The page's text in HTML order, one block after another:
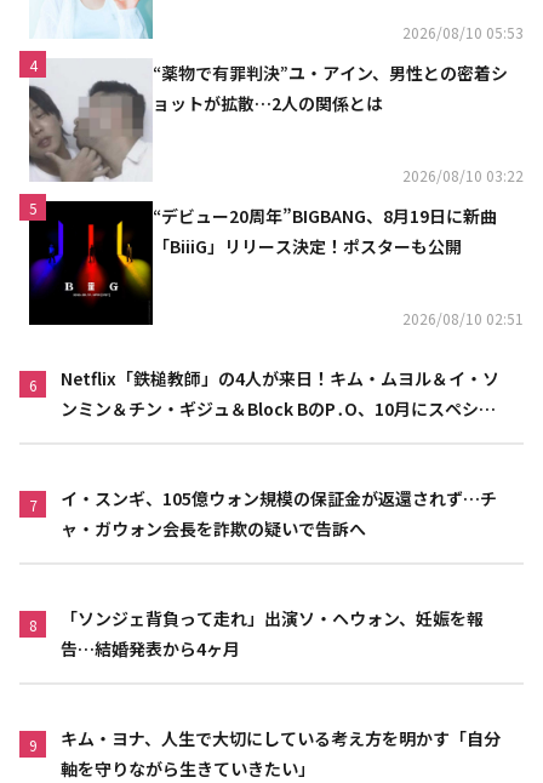
2026/08/10 05:53
4
“薬物で有罪判決”ユ・アイン、男性との密着シ
ョットが拡散…2人の関係とは
2026/08/10 03:22
5
“デビュー20周年”BIGBANG、8月19日に新曲
「BiiiG」リリース決定！ポスターも公開
2026/08/10 02:51
6
Netflix「鉄槌教師」の4人が来日！キム・ムヨル＆イ・ソ
ンミン＆チン・ギジュ＆Block BのP․O、10月にスペシャ
7
イ・スンギ、105億ウォン規模の保証金が返還されず…チ
ャ・ガウォン会長を詐欺の疑いで告訴へ
8
「ソンジェ背負って走れ」出演ソ・ヘウォン、妊娠を報
告…結婚発表から4ヶ月
9
キム・ヨナ、人生で大切にしている考え方を明かす「自分
軸を守りながら生きていきたい」